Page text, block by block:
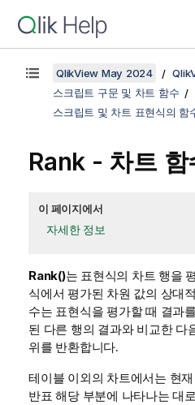
QlikView May 2024
스크립트 구문 및 차트 함수
스크립트 및 차트 표현식의 함
Rank - 차트 함
이 페이지에서
자세한 정보
Rank()는 표현식의 차트 행을
식에서 평가된 차원 값의 상대
수는 표현식을 평가할 때 결과
된 다른 행의 결과와 비교한 다
위를 반환합니다.
테이블 이외의 차트에서는 현
반표 해당 부분에 나타나는 대